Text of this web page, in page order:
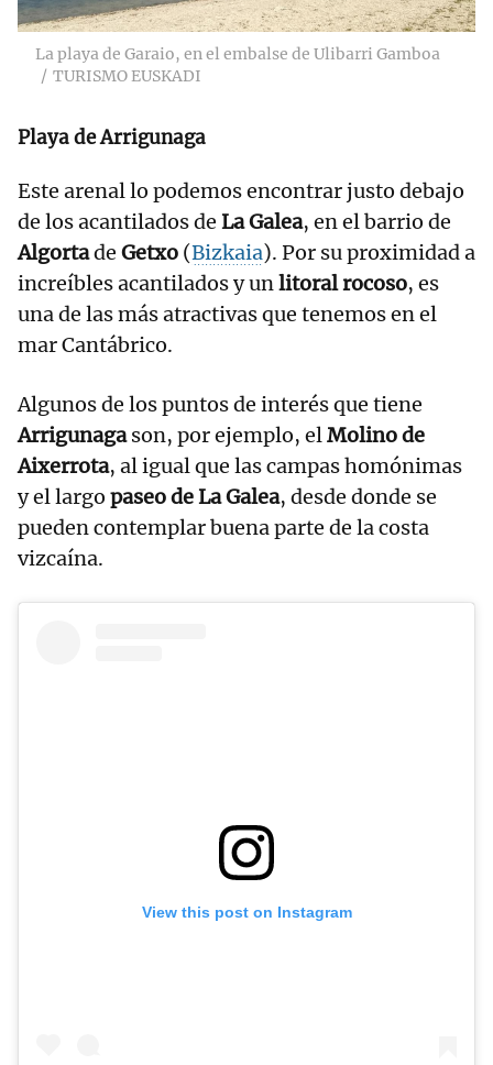
La playa de Garaio, en el embalse de Ulibarri Gamboa
TURISMO EUSKADI
Playa de Arrigunaga
Este arenal lo podemos encontrar justo debajo
de los acantilados de La Galea, en el barrio de
Algortade Getxo (Bizkaia). Por su proximidad a
increíbles acantilados y unlitoral rocoso, es
una de las más atractivas que tenemos en el
mar Cantábrico.
Algunos de los puntos de interés que tiene
Arrigunagason, por ejemplo, elMolino de
Aixerrota, al igual que las campas homónimas
y el largo paseo de La Galea, desde donde se
pueden contemplar buena parte de la costa
vizcaína.
View this post on Instagram